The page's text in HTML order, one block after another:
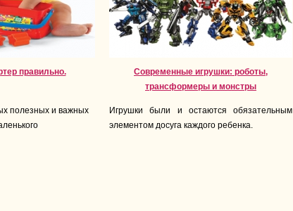
правильно.
полезных и важных
Современные игрушки: роботы,
трансформеры и монстры
Игрушки были и остаются обязательным
элементом досуга каждого ребенка.